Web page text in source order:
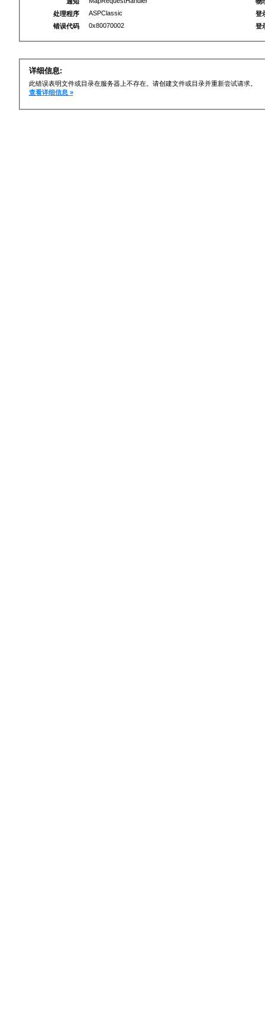
处理程序
ASPClassic
错误代码
0x80070002
登
登
详细信息:
此错误表明文件或目录在服务器上不存在。请创建文件或目录并重新尝试请求。
查看详细信息 »